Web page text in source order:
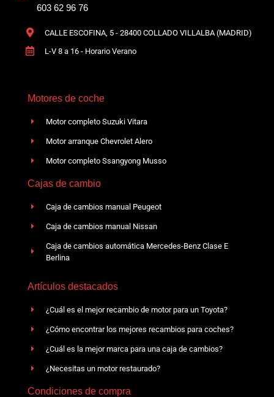
603 62 96 76
CALLE ESCOFINA, 5 - 28400 COLLADO VILLALBA (MADRID)
L-V 8 a 16 - Horario Verano
Motores de coche
Motor completo Suzuki Vitara
Motor arranque Chevrolet Alero
Motor completo Ssangyong Musso
Cajas de cambio
Caja de cambios manual Peugeot
Caja de cambios manual Nissan
Caja de cambios automática Mercedes-Benz Clase E
Berlina
Artículos destacados
¿Cuál es el mejor recambio de motor para un Toyota?
¿Cómo encontrar los mejores recambios para coches?
¿Cuál es la mejor marca para una caja de cambios?
¿Necesitas un motor restaurado?
Condiciones de compra